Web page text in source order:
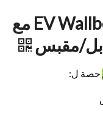
7 كيلو واط المنزل EV Wallbox مع
مقبس
حصة ل: